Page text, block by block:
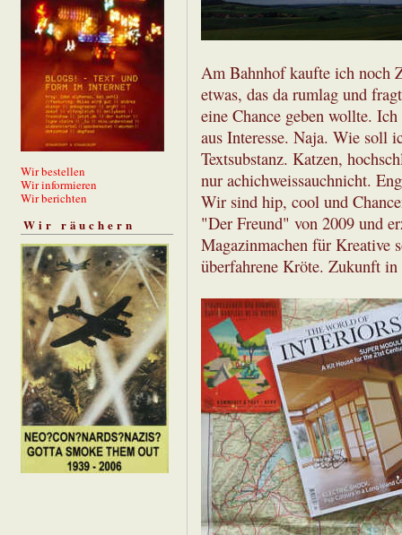
Wir bestellen
Wir informieren
Wir berichten
Wir räuchern
Am Bahnhof kaufte ich noch
etwas, das da rumlag und
eine Chance geben wollte.
aus Interesse. Naja. Wie soll
Textsubstanz. Katzen,
nur achichweissauchnicht.
Wir sind hip, cool und
"Der Freund" von 2009 und
Magazinmachen für Kreative
überfahrene Kröte. Zukunft